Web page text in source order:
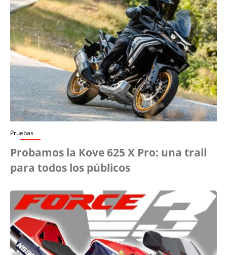
Pruebas
Probamos la Kove 625 X Pro: una trail
para todos los públicos